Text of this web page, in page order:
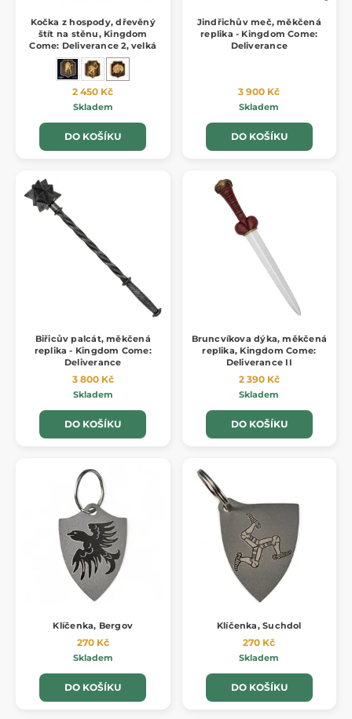
Kočka z hospody, dřevěný
štít na stěnu, Kingdom
Come: Deliverance 2, velká
2 450 Kč
Skladem
DO KOŠÍKU
Jindřichův meč, měkčená
replika - Kingdom Come:
Deliverance
3 900 Kč
Skladem
DO KOŠÍKU
Biřicův palcát, měkčená
replika - Kingdom Come:
Deliverance
3 800 Kč
Skladem
DO KOŠÍKU
Bruncvíkova dýka, měkčená
replika, Kingdom Come:
Deliverance II
2 390 Kč
Skladem
DO KOŠÍKU
Klíčenka, Bergov
270 Kč
Skladem
DO KOŠÍKU
Klíčenka, Suchdol
270 Kč
Skladem
DO KOŠÍKU